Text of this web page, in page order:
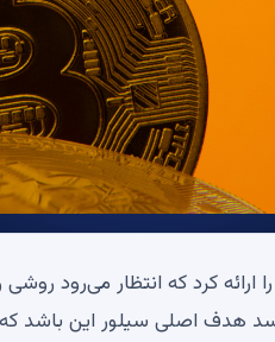
کرد که انتظار می‌رود
هدف اصلی سیلور این باشد